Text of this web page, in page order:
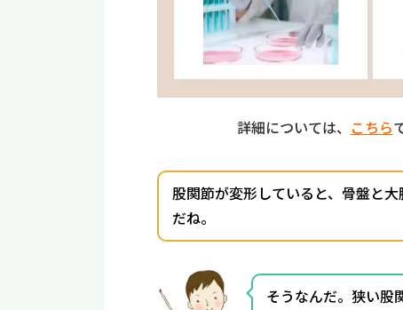
詳細については、 こちら
股関節が変形していると、骨盤と
だね。
そうなんだ。狭い股